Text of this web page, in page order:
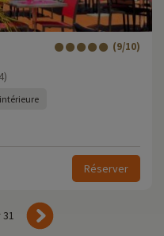
(9/10)
Réserver
31